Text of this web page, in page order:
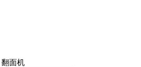
翻面机